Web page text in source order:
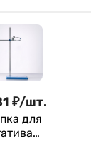
П/П,
₽/шт.
для